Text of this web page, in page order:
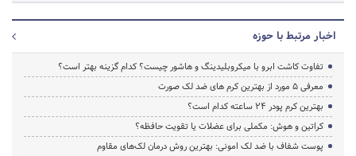
اخبار مرتبط با حوزه
تفاوت کاشت ابرو با میکروبلیدینگ و هاشور چیست؟ کدام گزینه بهتر است؟
معرفی 5 مورد از بهترین کرم های ضد لک صورت
بهترین کرم پودر 24 ساعته کدام است؟
کراتین و هوش: مکملی برای عضلات یا تقویت حافظه؟
پوست شفاف با ضد لک امونی: بهترین روش درمان لک‌های مقاوم